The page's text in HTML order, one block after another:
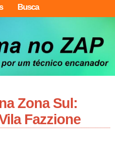
Busca
Zona Sul:
Fazzione